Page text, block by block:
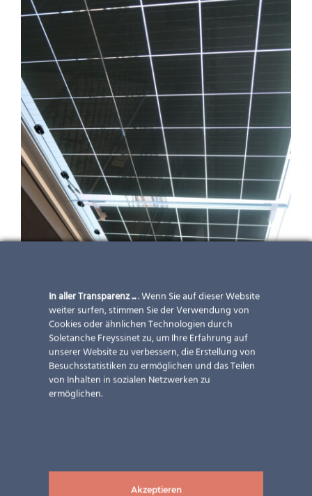
Vordach Wustrow Glasservice
Anwendungen
Horizon,Land,Leistungen,
Lösungen,Neubau,
In aller Transparenz .... Wenn Sie auf dieser Website
weiter surfen, stimmen Sie der Verwendung von
Cookies oder ähnlichen Technologien durch
Soletanche Freyssinet zu, um Ihre Erfahrung auf
unserer Website zu verbessern, die Erstellung von
Besuchsstatistiken zu ermöglichen und das Teilen
von Inhalten in sozialen Netzwerken zu
ermöglichen.
Akzeptieren